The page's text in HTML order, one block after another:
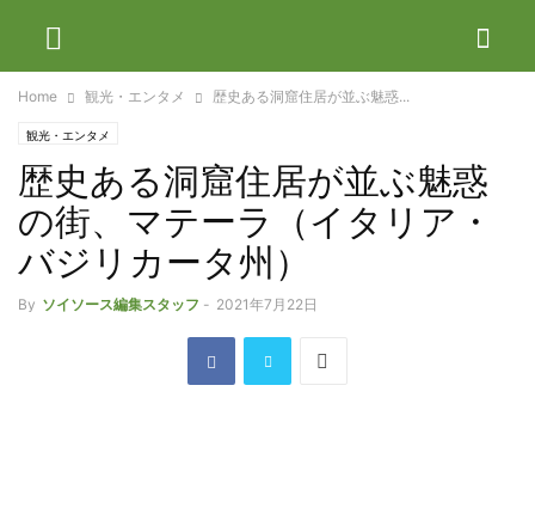
Home 観光・エンタメ 歴史ある洞窟住居が並ぶ魅惑...
観光・エンタメ
歴史ある洞窟住居が並ぶ魅惑
の街、マテーラ（イタリア・
バジリカータ州）
By ソイソース編集スタッフ - 2021年7月22日